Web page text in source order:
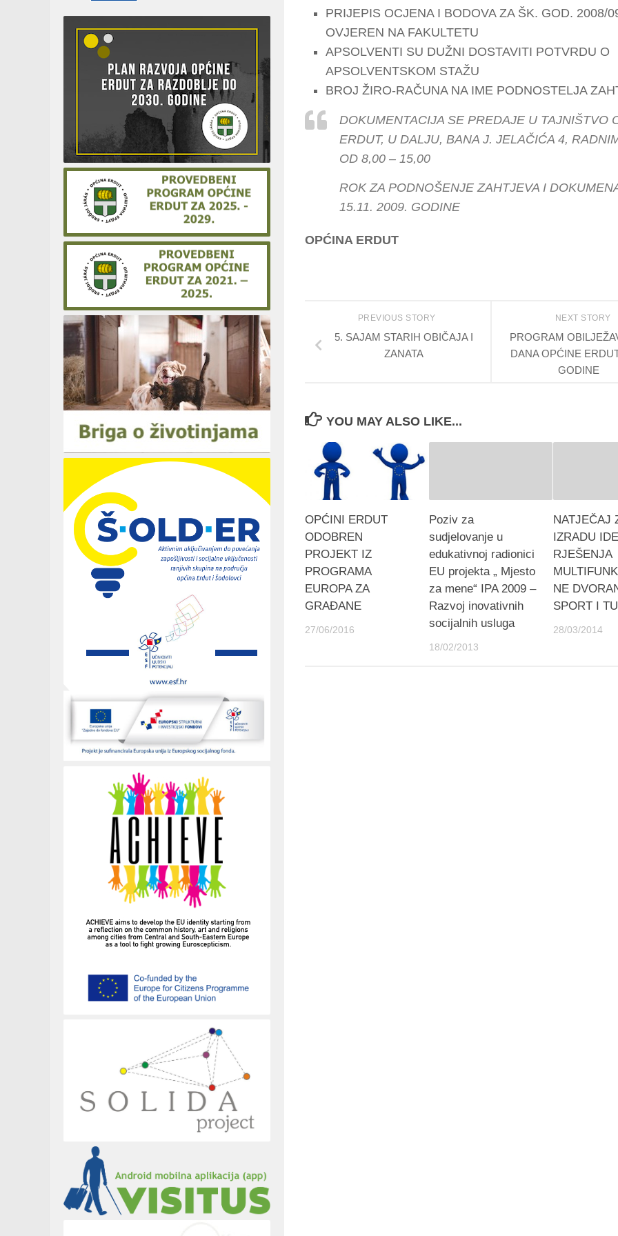
PRIJEPIS OCJENA I BODOVA ZA ŠK. GOD. 2008/
OVJEREN NA FAKULTETU
APSOLVENTI SU DUŽNI DOSTAVITI POTVRDU O
APSOLVENTSKOM STAŽU
BROJ ŽIRO-RAČUNA NA IME PODNOSTELJA
DOKUMENTACIJA SE PREDAJE U TAJNIŠTVO
ERDUT, U DALJU, BANA J. JELAČIĆA 4,
OD 8,00 – 15,00
ROK ZA PODNOŠENJE ZAHTJEVA I
15.11. 2009. GODINE
OPĆINA ERDUT
NEXT STORY
PROGRAM
DANA OPĆINE
GODINE
PREVIOUS STORY
5. SAJAM STARIH OBIČAJA I
ZANATA
YOU MAY ALSO LIKE...
OPĆINI ERDUT
ODOBREN
PROJEKT IZ
PROGRAMA
EUROPA ZA
GRAĐANE
27/06/2016
Poziv za
sudjelovanje u
edukativnoj radionici
EU projekta „ Mjesto
za mene“ IPA 2009 –
Razvoj inovativnih
socijalnih usluga
18/02/2013
NATJEČAJ
IZRADU
RJEŠENJA
NE
SPORT I
28/03/2014